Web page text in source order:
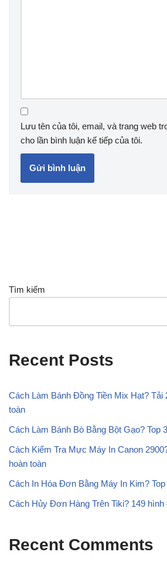
Lưu tên của tôi, email, và trang web
cho lần bình luận kế tiếp của tôi.
Tìm kiếm
Recent Posts
Cách Làm Bánh Đồng Tiền Mix Hạt? Tải
toàn
Cách Làm Bánh Bò Bằng Bột Gạo? Top
Cách Kiểm Tra Mực Máy In Canon
hoàn toàn
Cách In Hóa Đơn Bằng Máy In Kim?
Cách Hủy Đơn Hàng Trên Tiki? 149
Recent Comments